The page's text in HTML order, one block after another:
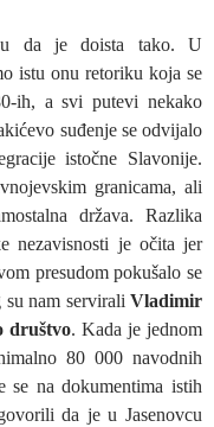
da je doista tako. U
istu onu retoriku koja se
ih, a svi putevi nekako
suđenje se odvijalo
istočne Slavonije.
granicama, ali
država. Razlika
nezavisnosti je očita jer
presudom pokušalo se
nam servirali Vladimir
društvo. Kada je jednom
80 000 navodnih
se na dokumentima istih
da je u Jasenovcu